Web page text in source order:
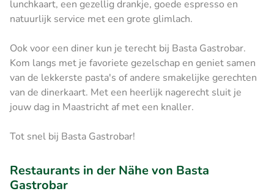
lunchkaart, een gezellig drankje, goede espresso en
natuurlijk service met een grote glimlach.
Ook voor een diner kun je terecht bij Basta Gastrobar.
Kom langs met je favoriete gezelschap en geniet samen
van de lekkerste pasta's of andere smakelijke gerechten
van de dinerkaart. Met een heerlijk nagerecht sluit je
jouw dag in Maastricht af met een knaller.
Tot snel bij Basta Gastrobar!
Restaurants in der Nähe von Basta
Gastrobar